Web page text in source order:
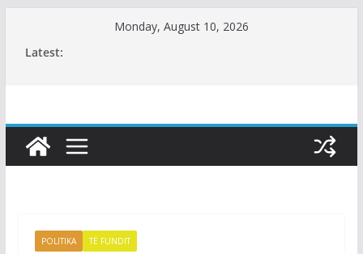
Monday, August 10, 2026
Latest:
POLITIKA TË FUNDIT